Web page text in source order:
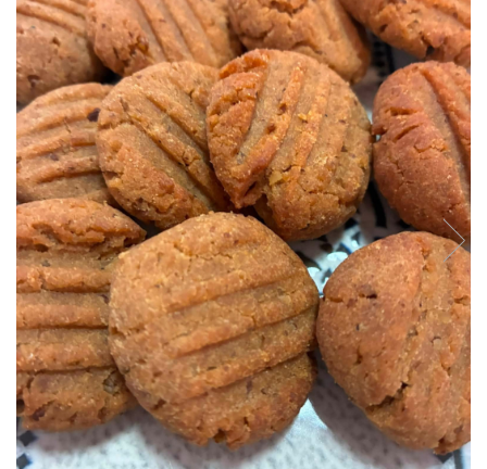
Biscuiți/Fursecuri
Cereale / Fulgi / Musli
Gustări
Bomboane / Acadele / Jeleuri
Băuturi
Ciocolată
Tartinabile